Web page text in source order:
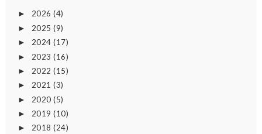
► 2026 (4)
► 2025 (9)
► 2024 (17)
► 2023 (16)
► 2022 (15)
► 2021 (3)
► 2020 (5)
► 2019 (10)
► 2018 (24)